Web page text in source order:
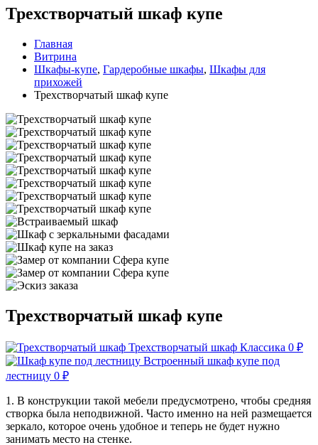
Трехстворчатый шкаф купе
Главная
Витрина
Шкафы-купе, Гардеробные шкафы, Шкафы для
прихожей
Трехстворчатый шкаф купе
Трехстворчатый шкаф купе
Трехстворчатый шкаф Классика 0 ₽
Встроенный шкаф купе под
лестницу 0 ₽
1. В конструкции такой мебели предусмотрено, чтобы средняя
створка была неподвижной. Часто именно на ней размещается
зеркало, которое очень удобное и теперь не будет нужно
занимать место на стенке.